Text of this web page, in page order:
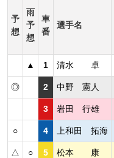
予
想
雨
予
想
車
番
選手名
▲ 1 清水 卓
◎ 2 中野 憲人
3 岩田 行雄
○ 4 上和田 拓海
△ ○ 5 松本 康